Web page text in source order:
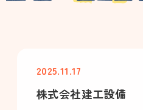
2025.11.17
株式会社建工設備